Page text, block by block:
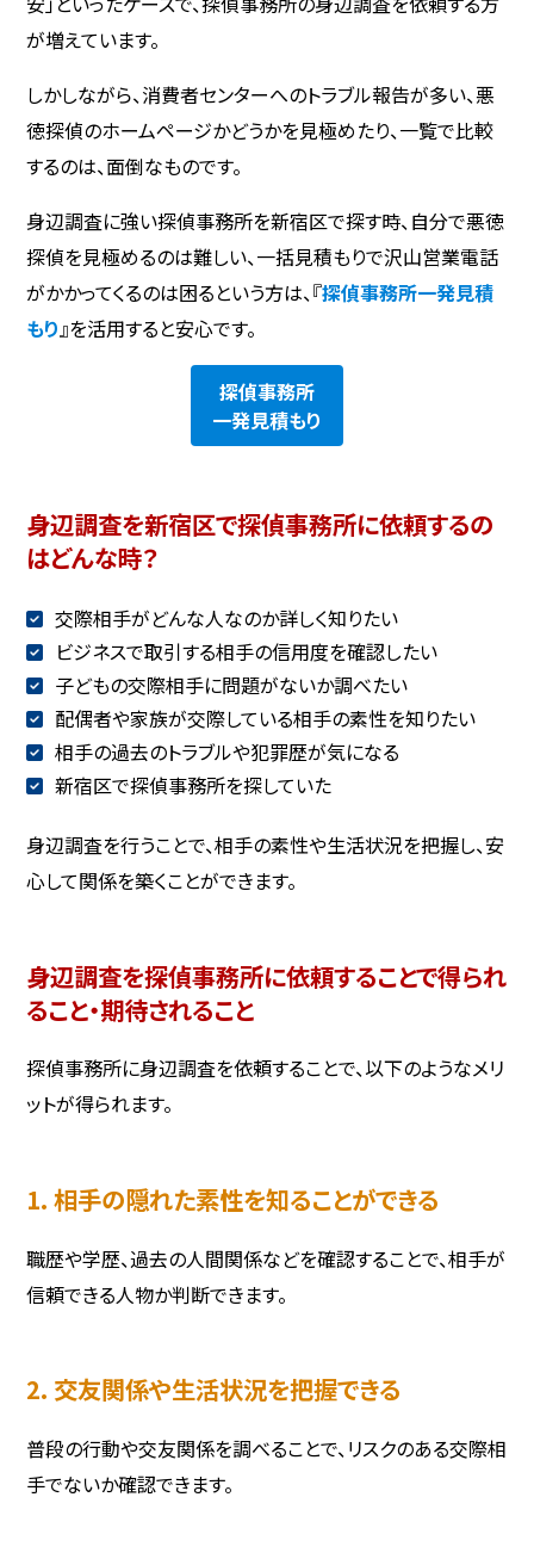
が増えています。
しかしながら、消費者センターへのトラブル報告が多い、悪
徳探偵のホームページかどうかを見極めたり、一覧で比較
するのは、面倒なものです。
身辺調査に強い探偵事務所を新宿区で探す時、自分で悪徳
探偵を見極めるのは難しい、一括見積もりで沢山営業電話
がかかってくるのは困るという方は、『探偵事務所一発見積
もり 』を活用すると安心です。
探偵事務所
一発見積もり
身辺調査を新宿区で探偵事務所に依頼するの
はどんな時？
交際相手がどんな人なのか詳しく知りたい
ビジネスで取引する相手の信用度を確認したい
子どもの交際相手に問題がないか調べたい
配偶者や家族が交際している相手の素性を知りたい
相手の過去のトラブルや犯罪歴が気になる
新宿区で探偵事務所を探していた
身辺調査を行うことで、相手の素性や生活状況を把握し、安
心して関係を築くことができます。
身辺調査を探偵事務所に依頼することで得られ
ること・期待されること
探偵事務所に身辺調査を依頼することで、以下のようなメリ
ットが得られます。
1. 相手の隠れた素性を知ることができる
職歴や学歴、過去の人間関係などを確認することで、相手が
信頼できる人物か判断できます。
2. 交友関係や生活状況を把握できる
普段の行動や交友関係を調べることで、リスクのある交際相
手でないか確認できます。